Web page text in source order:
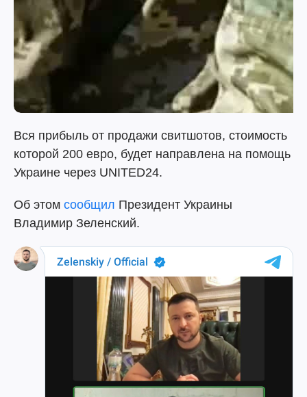
Вся прибыль от продажи свитшотов, стоимость
которой 200 евро, будет направлена на помощь
Украине через UNITED24.
Об этом сообщил Президент Украины
Владимир Зеленский.